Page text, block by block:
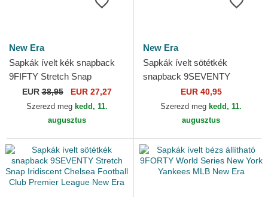
New Era
Sapkák ívelt kék snapback
9FIFTY Stretch Snap
Flawless French Rugby
Federation FFR New Era
EUR38,95 EUR 27,27
Szerezd meg kedd, 11.
augusztus
New Era
Sapkák ívelt sötétkék
snapback 9SEVENTY
Stretch Snap Great Britain
2026 World Baseball
EUR 40,95
Szerezd meg kedd, 11.
augusztus